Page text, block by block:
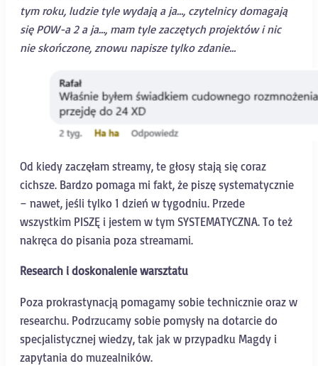
tym roku, ludzie tyle wydają a ja…, czytelnicy domagają
się POW-a 2 a ja…, mam tyle zaczętych projektów i nic
nie skończone, znowu napisze tylko zdanie…
Od kiedy zaczęłam streamy, te głosy stają się coraz
cichsze. Bardzo pomaga mi fakt, że piszę systematycznie
– nawet, jeśli tylko 1 dzień w tygodniu. Przede
wszystkim PISZĘ i jestem w tym SYSTEMATYCZNA. To też
nakręca do pisania poza streamami.
Research i doskonalenie warsztatu
Poza prokrastynacją pomagamy sobie technicznie oraz w
researchu. Podrzucamy sobie pomysły na dotarcie do
specjalistycznej wiedzy, tak jak w przypadku Magdy i
zapytania do muzealników.